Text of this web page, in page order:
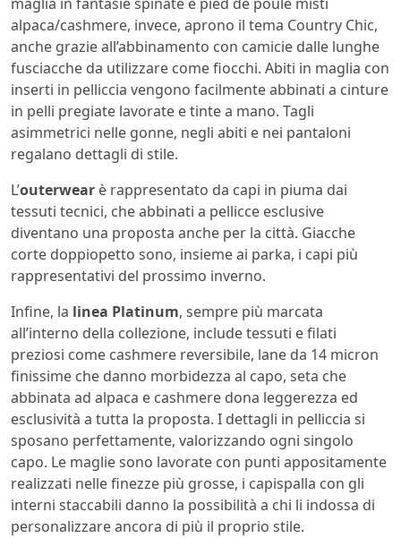
alpaca/cashmere, invece, aprono il tema Country Chic,
anche grazie all’abbinamento con camicie dalle lunghe
fusciacche da utilizzare come fiocchi. Abiti in maglia con
inserti in pelliccia vengono facilmente abbinati a cinture
in pelli pregiate lavorate e tinte a mano. Tagli
asimmetrici nelle gonne, negli abiti e nei pantaloni
regalano dettagli di stile.
L’outerwear è rappresentato da capi in piuma dai
tessuti tecnici, che abbinati a pellicce esclusive
diventano una proposta anche per la città. Giacche
corte doppiopetto sono, insieme ai parka, i capi più
rappresentativi del prossimo inverno.
Infine, la linea Platinum, sempre più marcata
all’interno della collezione, include tessuti e filati
preziosi come cashmere reversibile, lane da 14 micron
finissime che danno morbidezza al capo, seta che
abbinata ad alpaca e cashmere dona leggerezza ed
esclusività a tutta la proposta. I dettagli in pelliccia si
sposano perfettamente, valorizzando ogni singolo
capo. Le maglie sono lavorate con punti appositamente
realizzati nelle finezze più grosse, i capispalla con gli
interni staccabili danno la possibilità a chi li indossa di
personalizzare ancora di più il proprio stile.